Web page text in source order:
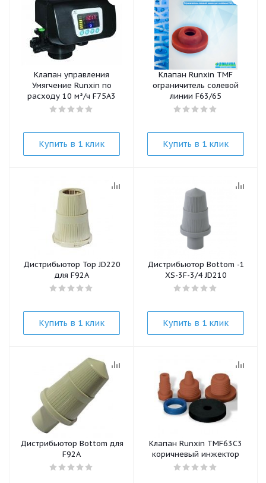
Клапан управления
Умягчение Runxin по
расходу 10 м³/ч F75A3
Купить в 1 клик
Клапан Runxin TMF
ограничитель солевой
линии F63/65
Купить в 1 клик
Дистрибьютор Top JD220
для F92A
Купить в 1 клик
Дистрибьютор Bottom -1
XS-3F-3/4 JD210
Купить в 1 клик
Дистрибьютор Bottom для
F92A
Клапан Runxin TMF63C3
коричневый инжектор